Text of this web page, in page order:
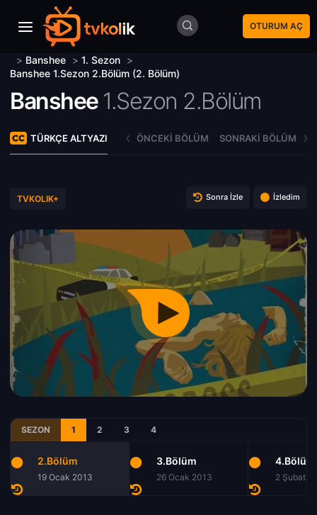
OTURUM AÇ
> Banshee > 1. Sezon >
Banshee 1.Sezon 2.Bölüm (2. Bölüm)
Banshee 1.Sezon 2.Bölüm
TÜRKÇE ALTYAZI ÖNCEKI BÖLÜM SONRAKI BÖLÜM
TVKOLIK+ Sonra İzle İzledim
SEZON 1 2 3 4
2.Bölüm
19 Ocak 2013
3.Bölüm
26 Ocak 2013
4.Bölüm
2 Şubat